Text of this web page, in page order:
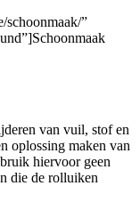
schoonmaak/”
van vuil, stof en
oplossing maken van
hiervoor geen
die de rolluiken